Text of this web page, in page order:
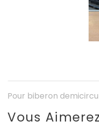
Pour biberon
Vous